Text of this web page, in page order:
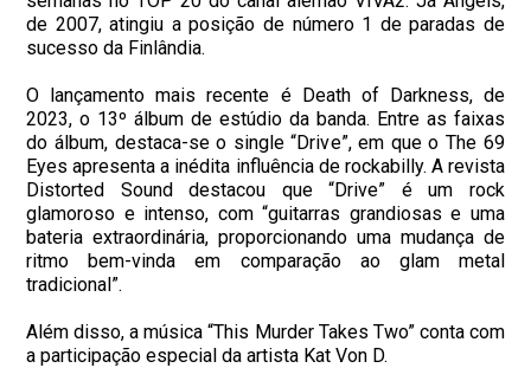
de 2007, atingiu a posição de número 1 de paradas de
sucesso da Finlândia.
O lançamento mais recente é Death of Darkness, de
2023, o 13º álbum de estúdio da banda. Entre as faixas
do álbum, destaca-se o single “Drive”, em que o The 69
Eyes apresenta a inédita influência de rockabilly. A revista
Distorted Sound destacou que “Drive” é um rock
glamoroso e intenso, com “guitarras grandiosas e uma
bateria extraordinária, proporcionando uma mudança de
ritmo bem-vinda em comparação ao glam metal
tradicional”.
Além disso, a música “This Murder Takes Two” conta com
a participação especial da artista Kat Von D.